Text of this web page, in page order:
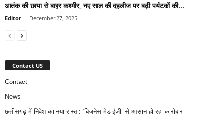
आतंक की छाया से बाहर कश्मीर, नए साल की दहलीज पर बढ़ी पर्यटकों की...
Editor - December 27, 2025
Contact US
Contact
News
छत्तीसगढ़ में निवेश का नया रास्ता: ‘बिजनेस मेड ईजी’ से आसान हो रहा कारोबार